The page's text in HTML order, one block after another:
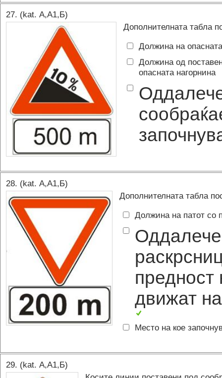
27. (kat. А,A1,Б)
Дополнителната табла
Должина на
Должина од
опасната нагорнина
28. (kat. А,A1,Б)
Дополнителната табла
Должина на патот со
предност
движат на
Место на кое
29. (kat. А,A1,Б)